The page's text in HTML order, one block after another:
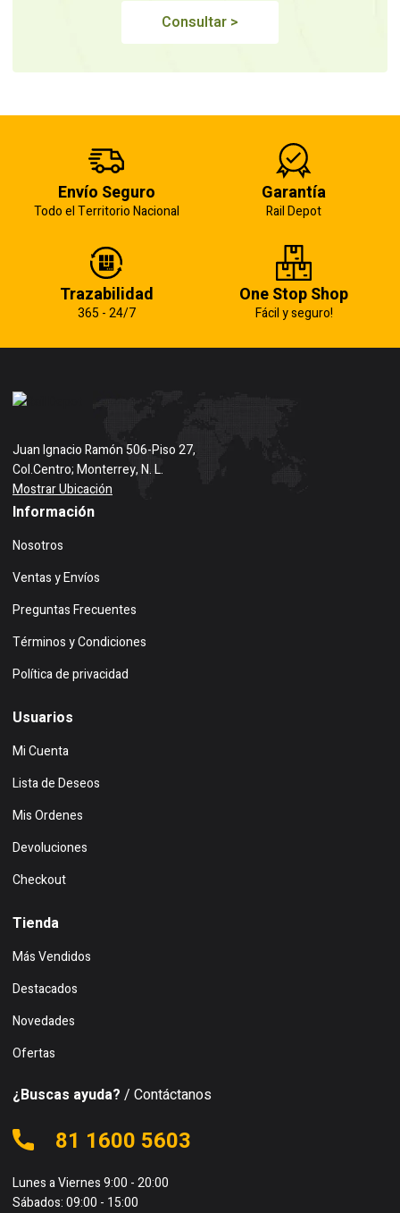
Consultar >
Envío Seguro
Todo el Territorio Nacional
Garantía
Rail Depot
Trazabilidad
365 - 24/7
One Stop Shop
Fácil y seguro!
Juan Ignacio Ramón 506-Piso 27,
Col.Centro; Monterrey, N. L.
Mostrar Ubicación
Información
Nosotros
Ventas y Envíos
Preguntas Frecuentes
Términos y Condiciones
Política de privacidad
Usuarios
Mi Cuenta
Lista de Deseos
Mis Ordenes
Devoluciones
Checkout
Tienda
Más Vendidos
Destacados
Novedades
Ofertas
¿Buscas ayuda? / Contáctanos
81 1600 5603
Lunes a Viernes 9:00 - 20:00
Sábados: 09:00 - 15:00